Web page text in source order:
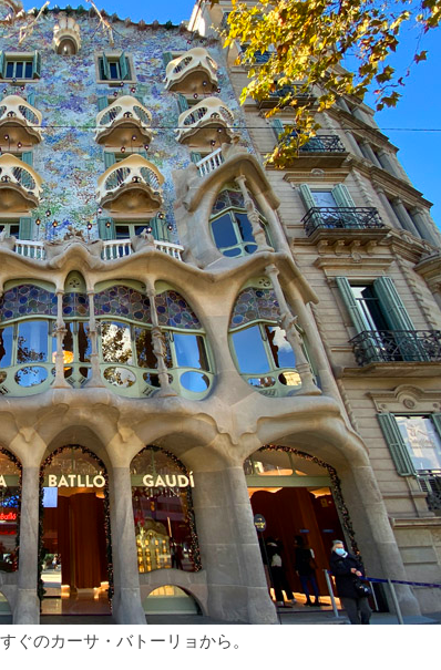
ぐのカーサ・バトーリョから。